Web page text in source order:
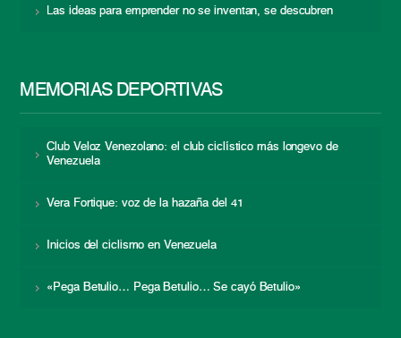
Las ideas para emprender no se inventan, se descubren
MEMORIAS DEPORTIVAS
Club Veloz Venezolano: el club ciclístico más longevo de
Venezuela
Vera Fortique: voz de la hazaña del 41
Inicios del ciclismo en Venezuela
«Pega Betulio… Pega Betulio… Se cayó Betulio»